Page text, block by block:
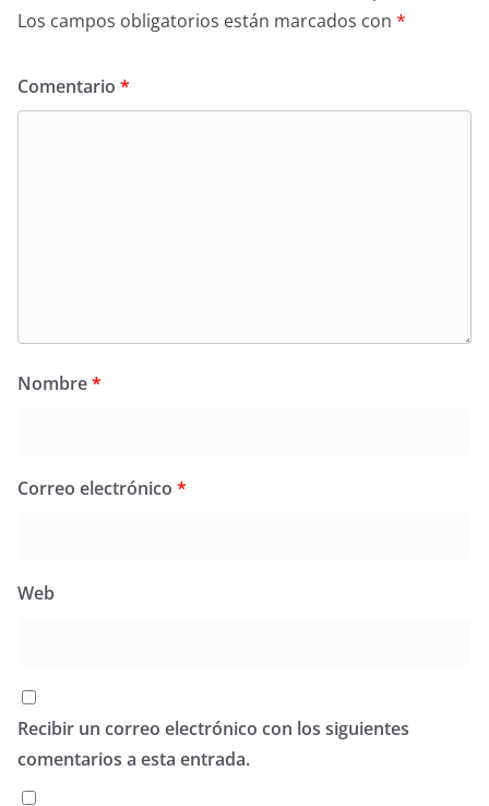
Los campos obligatorios están marcados con *
Comentario *
Nombre*
Correo electrónico *
Web
Recibir un correo electrónico con los siguientes
comentarios a esta entrada.